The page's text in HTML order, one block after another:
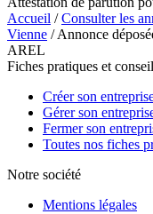
Accueil /Consulter les
Vienne / Annonce
AREL
Fiches pratiques et
Créer son
Gérer son
Fermer son
Toutes nos fiches
Notre société
Mentions légales